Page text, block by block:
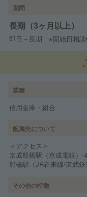
期間
長期（3ヶ月以上）
即日～長期 ※開始日相談
業種
信用金庫・組合
配属先について
＜アクセス＞
京成船橋駅（京成電鉄）-
船橋駅（JR在来線/東武
その他の特徴